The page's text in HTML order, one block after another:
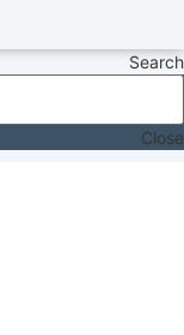
Search
Close